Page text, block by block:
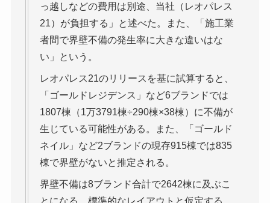
っ越しなどの費用は別途、当社（レオパレス
21）が負担する」と述べた。また、「施工業
者間で界壁不備の発生率に大きな違いはな
い」という。
レオパレス21のリリースを基に試算すると、
「ゴールドレジデンス」など6ブランドでは
1807棟（1万3791棟÷290棟×38棟）に不備が
生じている可能性がある。また、「ゴールド
ネイル」など2ブランドの現存915棟では835
棟で界壁がないと推定される。
界壁不備は8ブランド合計で2642棟に及ぶこ
とになる。標準的なレイアウトと仮定する